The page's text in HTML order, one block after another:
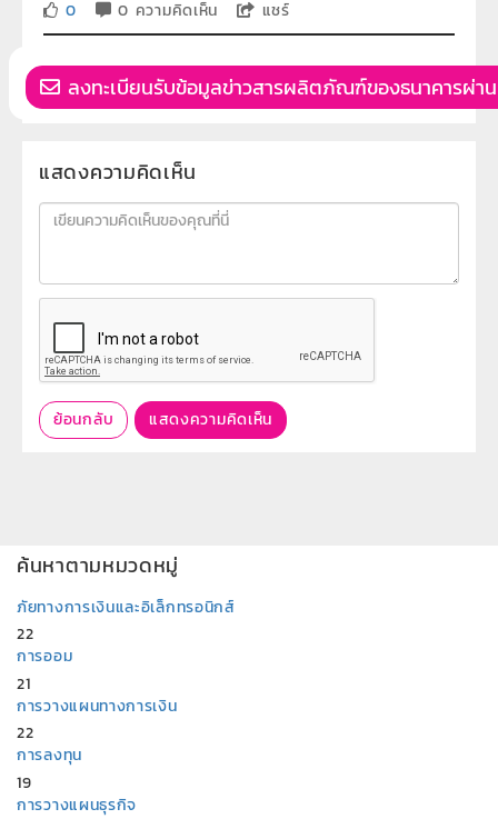
0
0 ความคิดเห็น แชร์
ลงทะเบียนรับข้อมูลข่าวสารผลิตภัณฑ์ของธนาคารผ่า
แสดงความคิดเห็น
ย้อนกลับ แสดงความคิดเห็น
ค้นหาตามหมวดหมู่
ภัยทางการเงินและอิเล็กทรอนิกส์
22
การออม
21
การวางแผนทางการเงิน
22
การลงทุน
19
การวางแผนธุรกิจ